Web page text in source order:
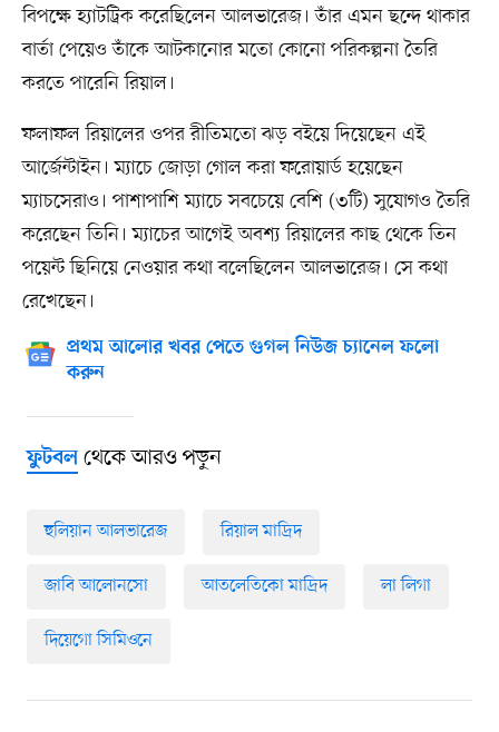
বিপক্ষে হ্যাটট্রিক করেছিলেন আলভারেজ। তাঁর এমন ছন্দে থাকার
বার্তা পেয়েও তাঁকে আটকানোর মতো কোনো পরিকল্পনা তৈরি
করতে পারেনি রিয়াল।
ফলাফল রিয়ালের ওপর রীতিমতো ঝড় বইয়ে দিয়েছেন এই
আর্জেন্টাইন। ম্যাচে জোড়া গোল করা ফরোয়ার্ড হয়েছেন
ম্যাচসেরাও। পাশাপাশি ম্যাচে সবচেয়ে বেশি (৩টি) সুযোগও তৈরি
করেছেন তিনি। ম্যাচের আগেই অবশ্য রিয়ালের কাছ থেকে তিন
পয়েন্ট ছিনিয়ে নেওয়ার কথা বলেছিলেন আলভারেজ। সে কথা
রেখেছেন।
প্রথম আলোর খবর পেতে গুগল নিউজ চ্যানেল ফলো
করুন
ফুটবলথেকে আরও পড়ুন
হুলিয়ান আলভারেজ রিয়াল মাদ্রিদ
জাবি আলোনসো আতলেতিকো মাদ্রিদ লা লিগা
দিয়েগো সিমিওনে